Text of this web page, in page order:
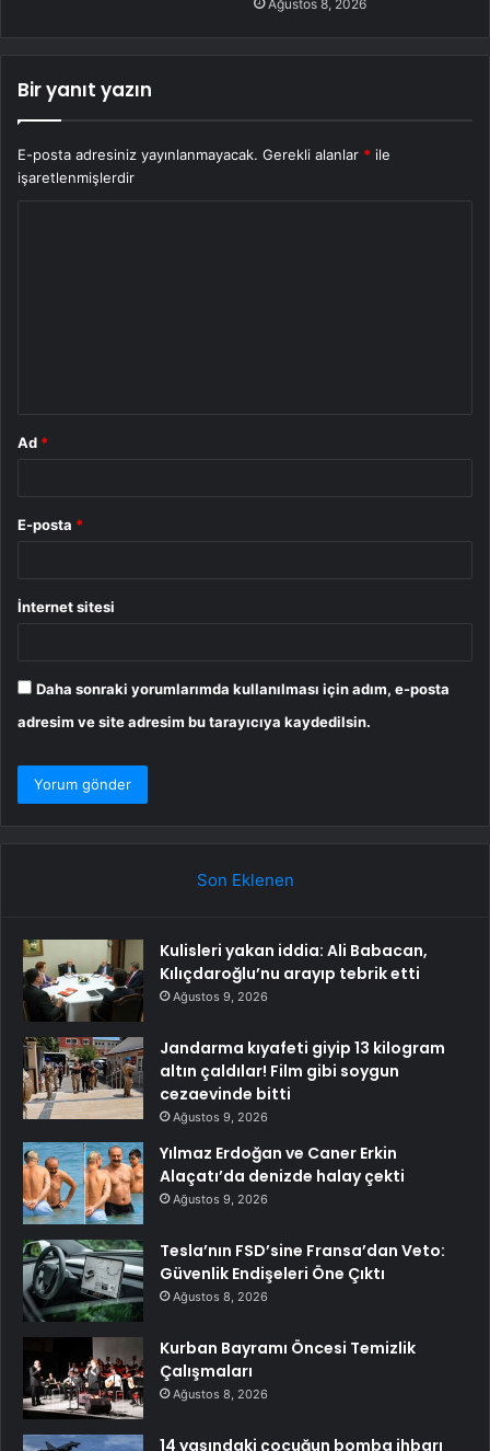
Ağustos 8, 2026
Bir yanıt yazın
E-posta adresiniz yayınlanmayacak. Gerekli alanlar * ile
işaretlenmişlerdir
Ad *
E-posta *
İnternet sitesi
Daha sonraki yorumlarımda kullanılması için adım, e-posta
adresim ve site adresim bu tarayıcıya kaydedilsin.
Son Eklenen
Kulisleri yakan iddia: Ali Babacan,
Kılıçdaroğlu’nu arayıp tebrik etti
Ağustos 9, 2026
Jandarma kıyafeti giyip 13 kilogram
altın çaldılar! Film gibi soygun
cezaevinde bitti
Ağustos 9, 2026
Yılmaz Erdoğan ve Caner Erkin
Alaçatı’da denizde halay çekti
Ağustos 9, 2026
Tesla’nın FSD’sine Fransa’dan Veto:
Güvenlik Endişeleri Öne Çıktı
Ağustos 8, 2026
Kurban Bayramı Öncesi Temizlik
Çalışmaları
Ağustos 8, 2026
14 yaşındaki çocuğun bomba ihbarı